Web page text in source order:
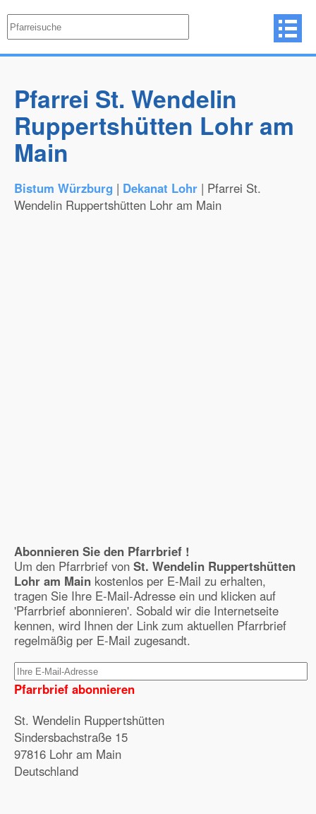
Pfarrei St. Wendelin
Ruppertshütten Lohr am
Main
Bistum Würzburg | Dekanat Lohr | Pfarrei St.
Wendelin Ruppertshütten Lohr am Main
Abonnieren Sie den Pfarrbrief !
Um den Pfarrbrief von St. Wendelin Ruppertshütten
Lohr am Main kostenlos per E-Mail zu erhalten,
tragen Sie Ihre E-Mail-Adresse ein und klicken auf
'Pfarrbrief abonnieren'. Sobald wir die Internetseite
kennen, wird Ihnen der Link zum aktuellen Pfarrbrief
regelmäßig per E-Mail zugesandt.
Pfarrbrief abonnieren
St. Wendelin Ruppertshütten
Sindersbachstraße 15
97816 Lohr am Main
Deutschland